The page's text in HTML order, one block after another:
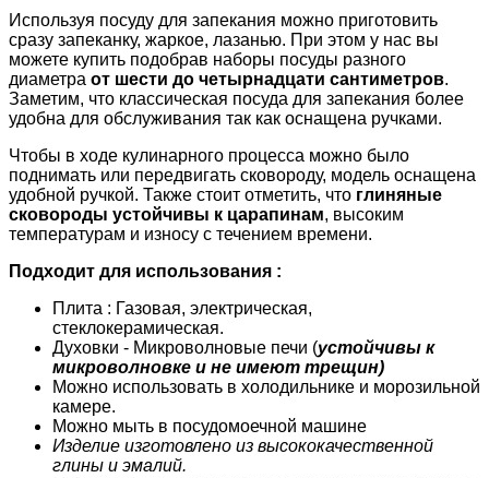
Используя посуду для запекания можно приготовить
сразу запеканку, жаркое, лазанью. При этом у нас вы
можете купить подобрав наборы посуды разного
диаметра от шести до четырнадцати сантиметров.
Заметим, что классическая посуда для запекания более
удобна для обслуживания так как оснащена ручками.
Чтобы в ходе кулинарного процесса можно было
поднимать или передвигать сковороду, модель оснащена
удобной ручкой. Также стоит отметить, что глиняные
сковороды устойчивы к царапинам, высоким
температурам и износу с течением времени.
Подходит для использования :
Плита : Газовая, электрическая,
стеклокерамическая.
Духовки - Микроволновые печи (устойчивы к
микроволновке и не имеют трещин)
Можно использовать в холодильнике и морозильной
камере.
Можно мыть в посудомоечной машине
Изделие изготовлено из высококачественной
глины и эмалий.